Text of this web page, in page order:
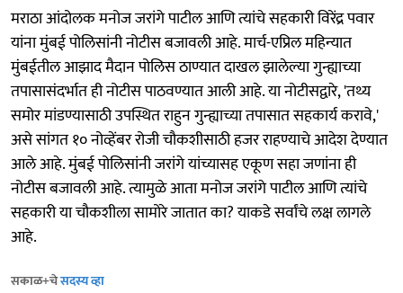
मराठा आंदोलक मनोज जरांगे पाटील आणि त्यांचे सहकारी विरेंद्र पवार
यांना मुंबई पोलिसांनी नोटीस बजावली आहे. मार्च-एप्रिल महिन्यात
मुंबईतील आझाद मैदान पोलिस ठाण्यात दाखल झालेल्या गुन्ह्याच्या
तपासासंदर्भात ही नोटीस पाठवण्यात आली आहे. या नोटीसद्वारे, 'तथ्य
समोर मांडण्यासाठी उपस्थित राहुन गुन्ह्याच्या तपासात सहकार्य करावे,'
असे सांगत १० नोव्हेंबर रोजी चौकशीसाठी हजर राहण्याचे आदेश देण्यात
आले आहे. मुंबई पोलिसांनी जरांगे यांच्यासह एकूण सहा जणांना ही
नोटीस बजावली आहे. त्यामुळे आता मनोज जरांगे पाटील आणि त्यांचे
सहकारी या चौकशीला सामोरे जातात का? याकडे सर्वांचे लक्ष लागले
आहे.
सकाळ+चेसदस्य व्हा